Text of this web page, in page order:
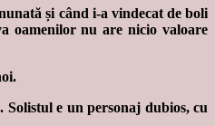
și când i-a vindecat de boli
oamenilor nu are nicio valoare
e un personaj dubios, cu